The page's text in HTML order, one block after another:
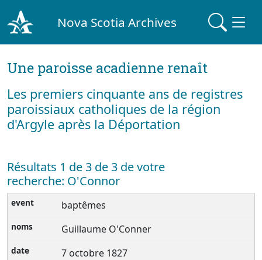
Nova Scotia Archives
Une paroisse acadienne renaît
Les premiers cinquante ans de registres
paroissiaux catholiques de la région
d'Argyle après la Déportation
Résultats 1 de 3 de 3 de votre
recherche: O'Connor
baptêmes
Guillaume O'Conner
7 octobre 1827